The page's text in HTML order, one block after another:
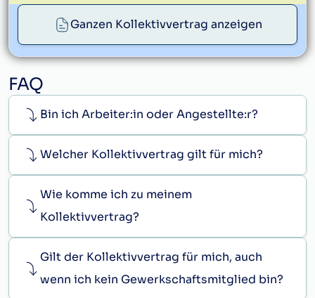
Ganzen Kollektivvertrag anzeigen
service@gbh.at
FAQ
Bin ich Arbeiter:in oder Angestellte:r?
Welcher Kollektivvertrag gilt für mich?
Wie komme ich zu meinem
Kollektivvertrag?
Gilt der Kollektivvertrag für mich, auch
wenn ich kein Gewerkschaftsmitglied bin?